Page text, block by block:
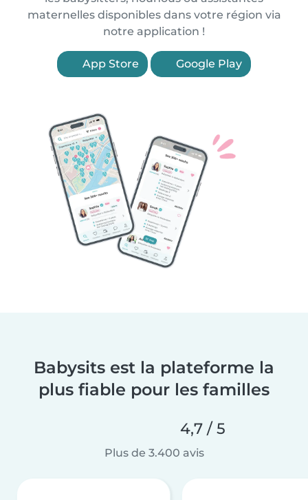
maternelles disponibles dans votre région via
notre application !
App Store Google Play
Babysits est la plateforme la
plus fiable pour les familles
4,7 / 5
Plus de 3.400 avis